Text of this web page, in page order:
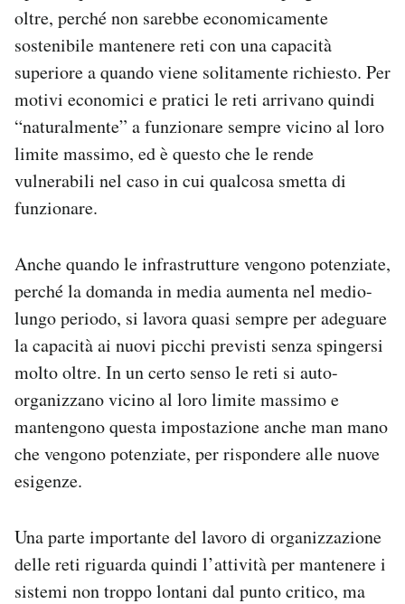
oltre, perché non sarebbe economicamente
sostenibile mantenere reti con una capacità
superiore a quando viene solitamente richiesto. Per
motivi economici e pratici le reti arrivano quindi
“naturalmente” a funzionare sempre vicino al loro
limite massimo, ed è questo che le rende
vulnerabili nel caso in cui qualcosa smetta di
funzionare.
Anche quando le infrastrutture vengono potenziate,
perché la domanda in media aumenta nel medio-
lungo periodo, si lavora quasi sempre per adeguare
la capacità ai nuovi picchi previsti senza spingersi
molto oltre. In un certo senso le reti si auto-
organizzano vicino al loro limite massimo e
mantengono questa impostazione anche man mano
che vengono potenziate, per rispondere alle nuove
esigenze.
Una parte importante del lavoro di organizzazione
delle reti riguarda quindi l’attività per mantenere i
sistemi non troppo lontani dal punto critico, ma